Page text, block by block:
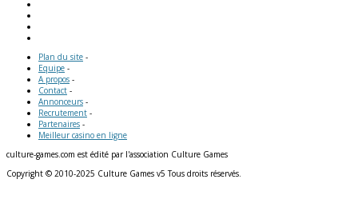
Plan du site -
Equipe -
A propos -
Contact -
Annonceurs -
Recrutement -
Partenaires -
Meilleur casino en ligne
culture-games.com est édité par l'association Culture Games
Copyright © 2010-2025 Culture Games v5 Tous droits réservés.